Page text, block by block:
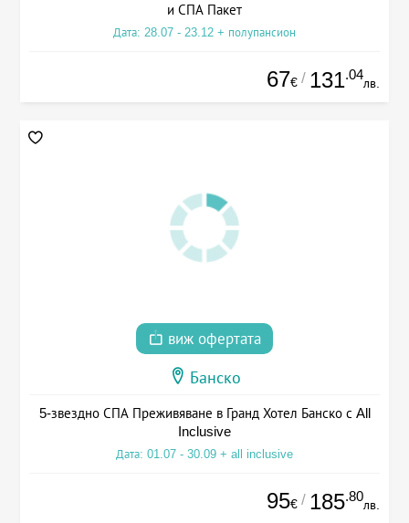
и СПА Пакет
Дата: 28.07 - 23.12 + полупансион
67€ / 131.04
лв.
виж офертата
Банско
5-звездно СПА Преживяване в Гранд Хотел Банско с All
Inclusive
Дата: 01.07 - 30.09 + all inclusive
95€ / 185.80
лв.